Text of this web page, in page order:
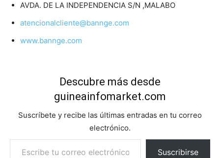
AVDA. DE LA INDEPENDENCIA S/N ,MALABO
atencionalcliente@bannge.com
www.bannge.com
Descubre más desde
guineainfomarket.com
Suscríbete y recibe las últimas entradas en tu correo
electrónico.
Escribe tu correo electrónico…
Suscribirse